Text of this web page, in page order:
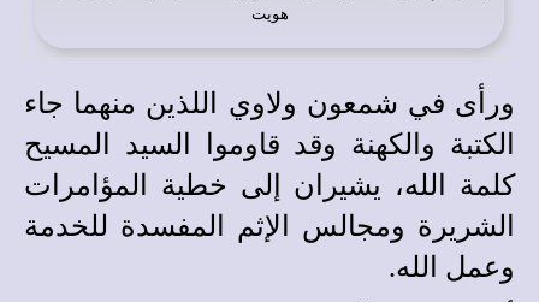
هويت
ورأى في شمعون ولاوي اللذين منهما جاء
الكتبة والكهنة وقد قاوموا السيد المسيح
كلمة الله، يشيران إلى خطية المؤامرات
الشريرة ومجالس الإثم المفسدة للخدمة
وعمل الله.